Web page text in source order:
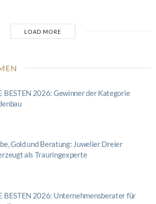
LOAD MORE
BESTEN 2026: Gewinner der Kategorie
Gold und Beratung: Juwelier Dreier
als Trauringexperte
BESTEN 2026: Unternehmensberater für